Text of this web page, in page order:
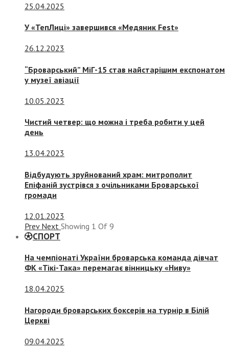
25.04.2025
У «ТепЛиці» завершився «Медяник Fest»
26.12.2023
“Броварський” МіГ-15 став найстарішим експонатом
у музеї авіації
10.05.2023
Чистий четвер: що можна і треба робити у цей
день
13.04.2023
Відбудують зруйнований храм: митрополит
Епіфаній зустрівся з очільниками Броварської
громади
12.01.2023
Prev Next Showing 1 Of 9
СПОРТ
На чемпіонаті України броварська команда дівчат
ФК «Тікі-Така» перемагає вінницьку «Ниву»
18.04.2025
Нагороди броварських боксерів на турнір в Білій
Церкві
09.04.2025